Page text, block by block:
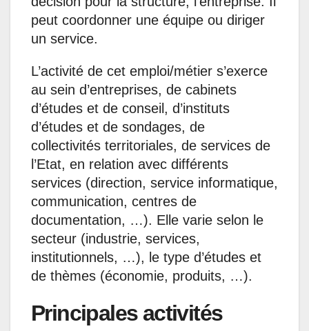
peut coordonner une équipe ou diriger
un service.
L’activité de cet emploi/métier s’exerce
au sein d’entreprises, de cabinets
d’études et de conseil, d’instituts
d’études et de sondages, de
collectivités territoriales, de services de
l’Etat, en relation avec différents
services (direction, service informatique,
communication, centres de
documentation, …). Elle varie selon le
secteur (industrie, services,
institutionnels, …), le type d’études et
de thèmes (économie, produits, …).
Principales activités